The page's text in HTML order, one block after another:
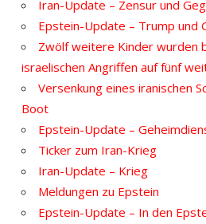
Iran-Update – Zensur und
Epstein-Update – Trump und
Zwölf weitere Kinder wurden
israelischen Angriffen auf fünf
Versenkung eines iranischen
Boot
Epstein-Update –
Ticker zum Iran-Krieg
Iran-Update – Krieg
Meldungen zu Epstein
Epstein-Update – In den